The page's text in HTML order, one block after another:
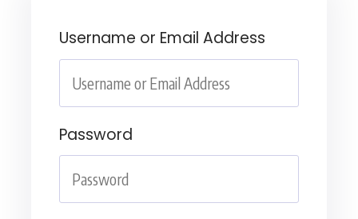
Username or Email Address
Password